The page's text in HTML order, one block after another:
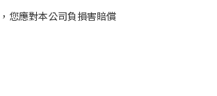
您應對本公司負損害賠償